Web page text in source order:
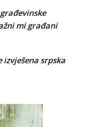
mi građani
izvješena srpska